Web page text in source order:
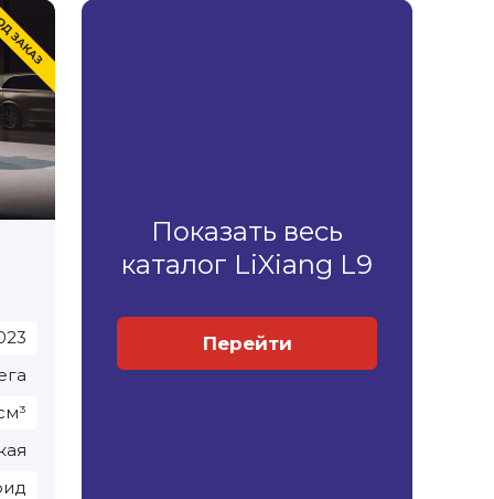
Показать весь
каталог LiXiang L9
Перейти